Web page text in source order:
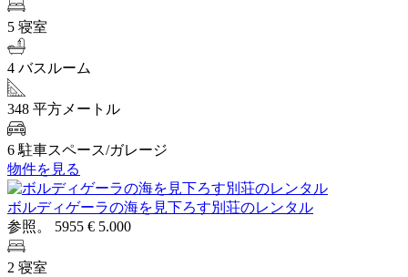
5 寝室
4 バスルーム
348 平方メートル
6 駐車スペース/ガレージ
物件を見る
ボルディゲーラの海を見下ろす別荘のレンタル
参照。 5955 € 5.000
2 寝室